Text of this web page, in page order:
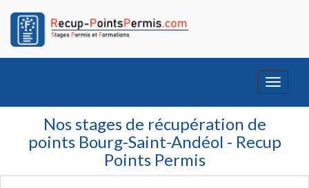
Toggle
Nos stages de récupération de
points Bourg-Saint-Andéol - Recup
Points Permis